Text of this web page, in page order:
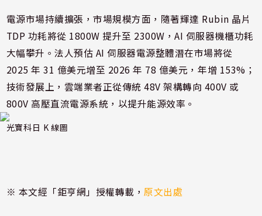
電源市場持續擴張，市場規模方面，隨著輝達 Rubin 晶片
TDP 功耗將從 1800W 提升至 2300W，AI 伺服器機櫃功耗
大幅攀升。法人預估 AI 伺服器電源整體潛在市場將從
2025 年 31 億美元增至 2026 年 78 億美元，年增 153%；
技術發展上，雲端業者正從傳統 48V 架構轉向 400V 或
800V 高壓直流電源系統，以提升能源效率。
光寶科日 K 線圖
※ 本文經「鉅亨網」授權轉載，原文出處